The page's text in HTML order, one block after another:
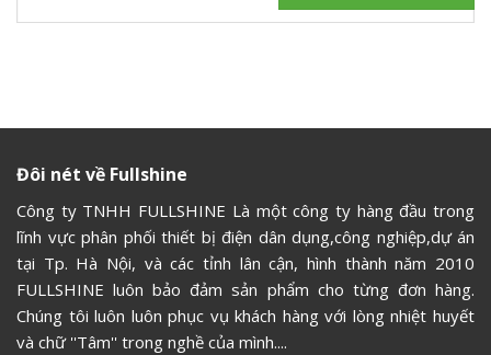
Đôi nét về Fullshine
Công ty TNHH FULLSHINE Là một công ty hàng đầu trong
lĩnh vực phân phối thiết bị điện dân dụng,công nghiệp,dự án
tại Tp. Hà Nội, và các tỉnh lân cận, hình thành năm 2010
FULLSHINE luôn bảo đảm sản phẩm cho từng đơn hàng.
Chúng tôi luôn luôn phục vụ khách hàng với lòng nhiệt huyết
và chữ ''Tâm'' trong nghề của mình....